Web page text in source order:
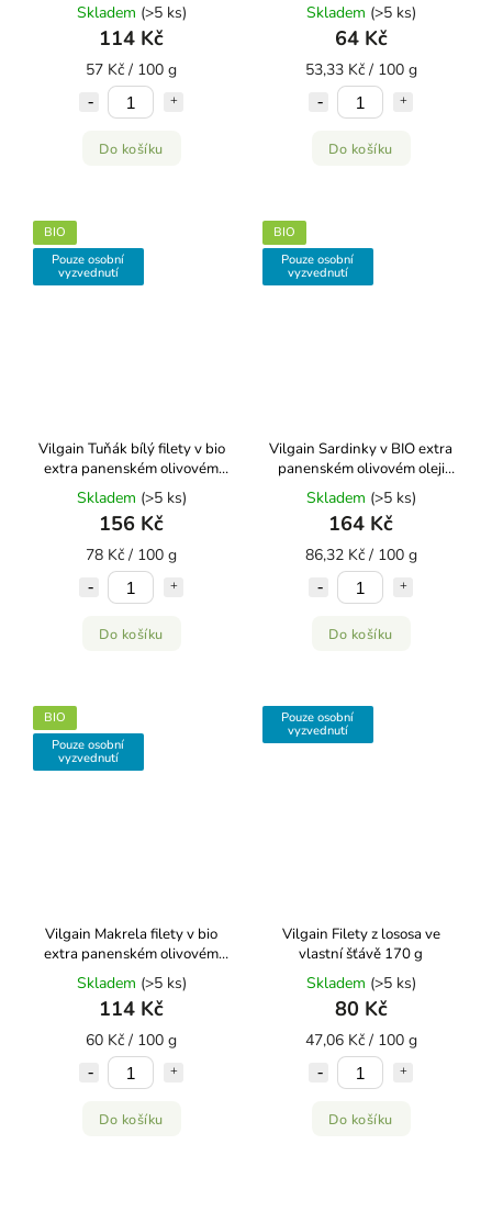
Skladem (>5 ks)
114 Kč
57 Kč / 100 g
Do košíku
Skladem (>5 ks)
64 Kč
53,33 Kč / 100 g
Do košíku
BIO
Pouze osobní
vyzvednutí
Vilgain Tuňák bílý filety v bio
extra panenském olivovém
oleji 200 g
Skladem (>5 ks)
156 Kč
78 Kč / 100 g
Do košíku
BIO
Pouze osobní
vyzvednutí
Vilgain Sardinky v BIO extra
panenském olivovém oleji
190 g
Skladem (>5 ks)
164 Kč
86,32 Kč / 100 g
Do košíku
BIO
Pouze osobní
vyzvednutí
Vilgain Makrela filety v bio
extra panenském olivovém
oleji 190 g
Skladem (>5 ks)
114 Kč
60 Kč / 100 g
Do košíku
Pouze osobní
vyzvednutí
Vilgain Filety z lososa ve
vlastní šťávě 170 g
Skladem (>5 ks)
80 Kč
47,06 Kč / 100 g
Do košíku